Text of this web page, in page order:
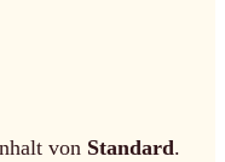
von Standard.